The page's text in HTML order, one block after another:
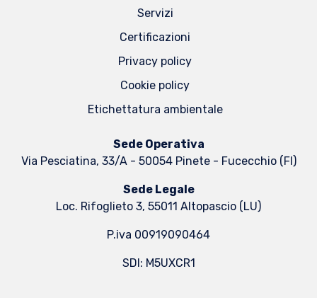
Servizi
Certificazioni
Privacy policy
Cookie policy
Etichettatura ambientale
Sede Operativa
Via Pesciatina, 33/A - 50054 Pinete - Fucecchio (FI)
Sede Legale
Loc. Rifoglieto 3, 55011 Altopascio (LU)
P.iva 00919090464
SDI: M5UXCR1